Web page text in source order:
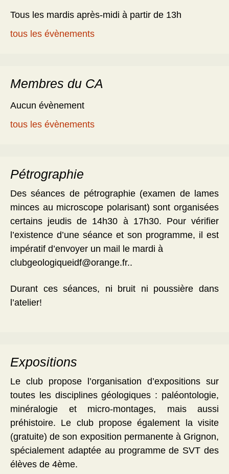
Tous les mardis après-midi à partir de 13h
tous les évènements
Membres du CA
Aucun évènement
tous les évènements
Pétrographie
Des séances de pétrographie (examen de lames
minces au microscope polarisant) sont organisées
certains jeudis de 14h30 à 17h30. Pour vérifier
l’existence d’une séance et son programme, il est
impératif d’envoyer un mail le mardi à
clubgeologiqueidf@orange.fr..
Durant ces séances, ni bruit ni poussière dans
l’atelier!
Expositions
Le club propose l’organisation d’expositions sur
toutes les disciplines géologiques : paléontologie,
minéralogie et micro-montages, mais aussi
préhistoire. Le club propose également la visite
(gratuite) de son exposition permanente à Grignon,
spécialement adaptée au programme de SVT des
élèves de 4ème.